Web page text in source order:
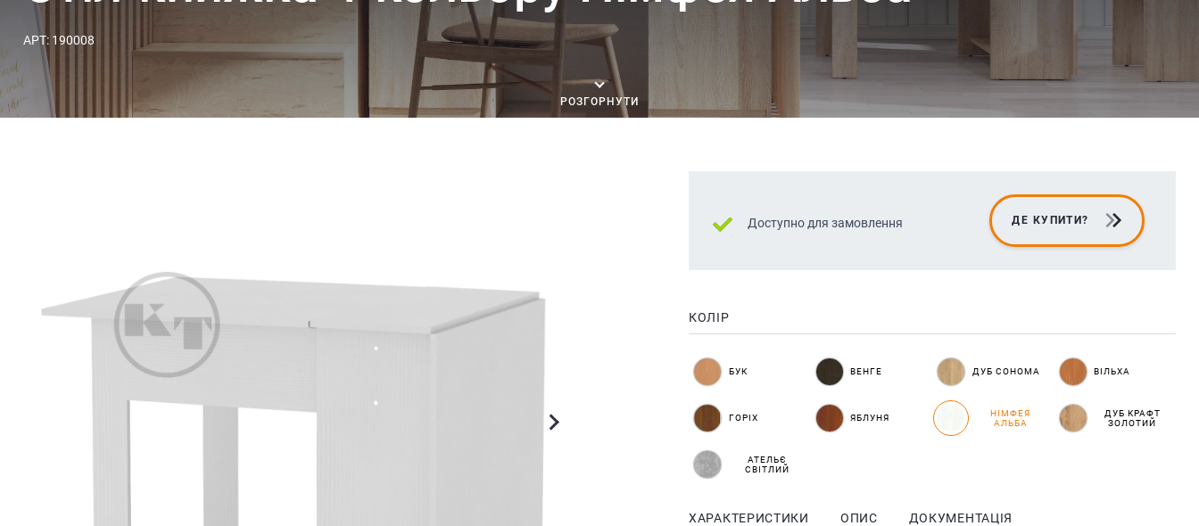
АРТ: 190008
РОЗГОРНУТИ
Доступно для замовлення ДЕ КУПИТИ?
КОЛІР
БУК ВЕНГЕ ДУБ СОНОМА ВІЛЬХА
ГОРІХ ЯБЛУНЯ
НІМФЕЯ
АЛЬБА
ДУБ КРАФТ
ЗОЛОТИЙ
АТЕЛЬЄ
СВІТЛИЙ
ХАРАКТЕРИСТИКИ ОПИС ДОКУМЕНТАЦІЯ